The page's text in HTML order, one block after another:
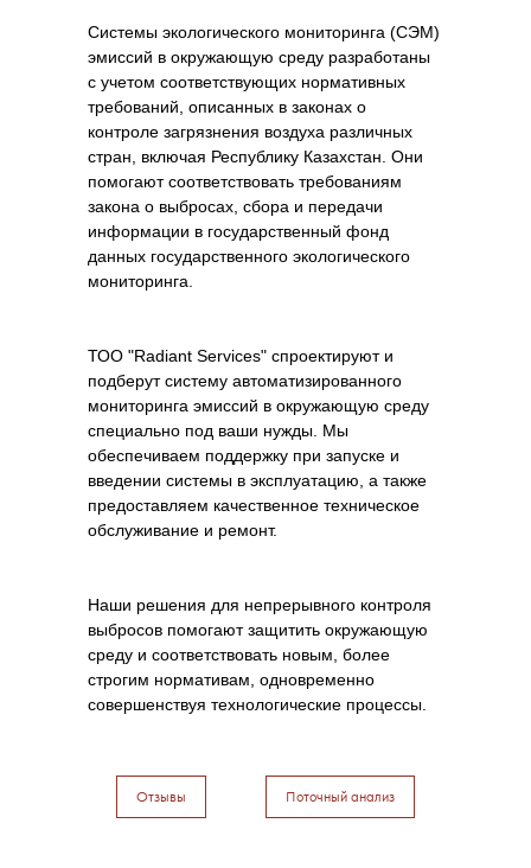
Системы экологического мониторинга (СЭМ)
эмиссий в окружающую среду разработаны
с учетом соответствующих нормативных
требований, описанных в законах о
контроле загрязнения воздуха различных
стран, включая Республику Казахстан. Они
помогают соответствовать требованиям
закона о выбросах, сбора и передачи
информации в государственный фонд
данных государственного экологического
мониторинга.
ТОО "Radiant Services" спроектируют и
подберут систему автоматизированного
мониторинга эмиссий в окружающую среду
специально под ваши нужды. Мы
обеспечиваем поддержку при запуске и
введении системы в эксплуатацию, а также
предоставляем качественное техническое
обслуживание и ремонт.
Наши решения для непрерывного контроля
выбросов помогают защитить окружающую
среду и соответствовать новым, более
строгим нормативам, одновременно
совершенствуя технологические процессы.
Отзывы Поточный анализ